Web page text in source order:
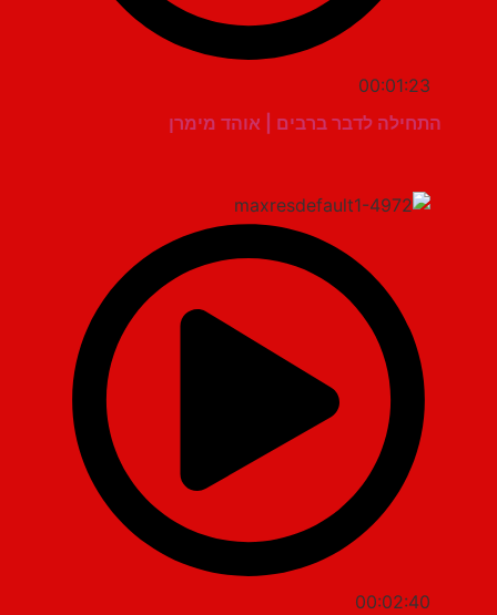
00:01:23
התחילה לדבר ברבים | אוהד מימרן
00:02:40